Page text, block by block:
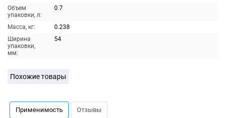
Объем
упаковки, л:
0.7
Масса, кг:
0.238
Ширина
упаковки,
мм:
54
Похожие товары
Применимость Отзывы